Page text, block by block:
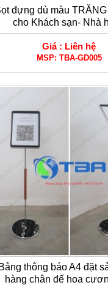
đựng dù màu
cho Khách sạn- Nhà
Giá : Liên hệ
MSP: TBA-GD005
Bảng thông báo A4 đặt
hàng chân đế hoa